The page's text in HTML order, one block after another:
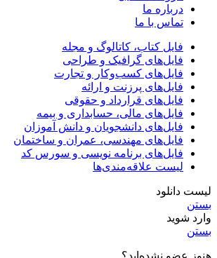
درباره ما
تماس با ما
فایل کتاب، کاتالوگ و مجله
فایل‌های گرافیک و طراحی
فایل‌های کسب‌وکار و تجارت
فایل‌های پرزنت و ارائه
فایل‌های قرارداد و حقوقی
فایل‌های مالی، حسابداری و بیمه
فایل‌های دانشجویان و دانش آموزان
فایل‌های مهندسی، عمران و ساختمان
فایل‌های برنامه نویسی و سورس کد
لیست علاقه‌مندی‌ها
لیست دانلود
بستن
وارد شوید
بستن